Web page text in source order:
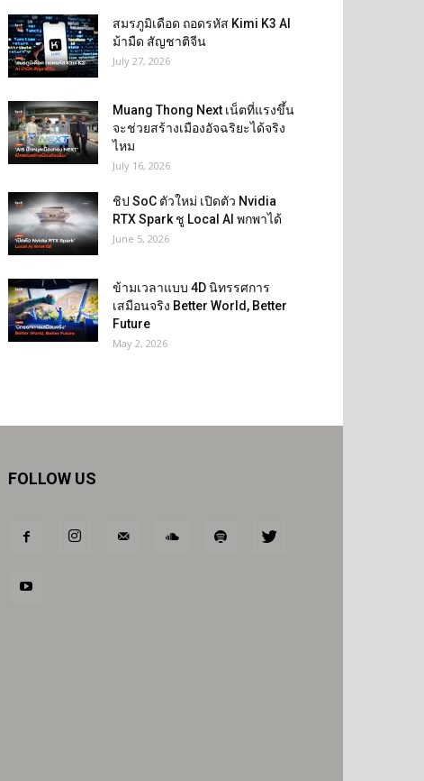
สมรภูมิเดือด ถอดรหัส Kimi K3 AI
ม้ามืด สัญชาติจีน
July 27, 2026
Muang Thong Next เน็ตที่แรงขึ้น
จะช่วยสร้างเมืองอัจฉริยะได้จริง
ไหม
July 16, 2026
ชิป SoC ตัวใหม่ เปิดตัว Nvidia
RTX Spark ชู Local AI พกพาได้
June 5, 2026
ข้ามเวลาแบบ 4D นิทรรศการ
เสมือนจริง Better World, Better
Future
May 2, 2026
FOLLOW US